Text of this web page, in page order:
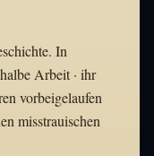
In
Arbeit · ihr
vorbeigelaufen
misstrauischen